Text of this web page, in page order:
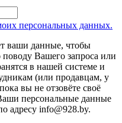
персональных данных.
ваши данные, чтобы
поводу Вашего запроса или
в нашей системе и
(или продавцам, у
вы не отзовёте своё
персональные данные
адресу info@928.by.